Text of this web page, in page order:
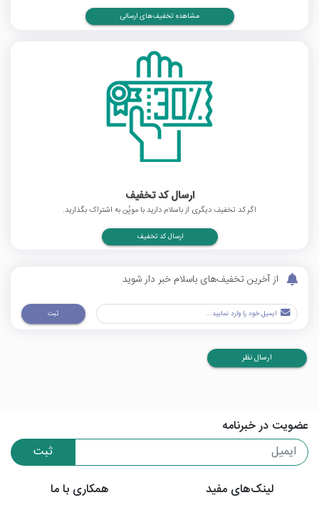
مشاهده تخفیف‌های ارسالی
ارسال کد تخفیف
اگر کد تخفیف دیگری از باسلام دارید با موپُن به اشتراک بگذارید.
ارسال کد تخفیف
از آخرین تخفیف‌های باسلام خبر دار شوید
ثبت
ارسال نظر
عضویت در خبرنامه
ثبت
لینک‌های مفید
همکاری با ما